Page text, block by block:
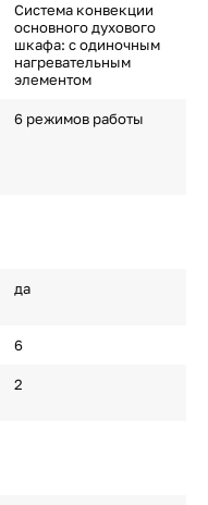
Система конвекции
основного духового
шкафа: с одиночным
нагревательным
элементом
6 режимов работы
да
6
2